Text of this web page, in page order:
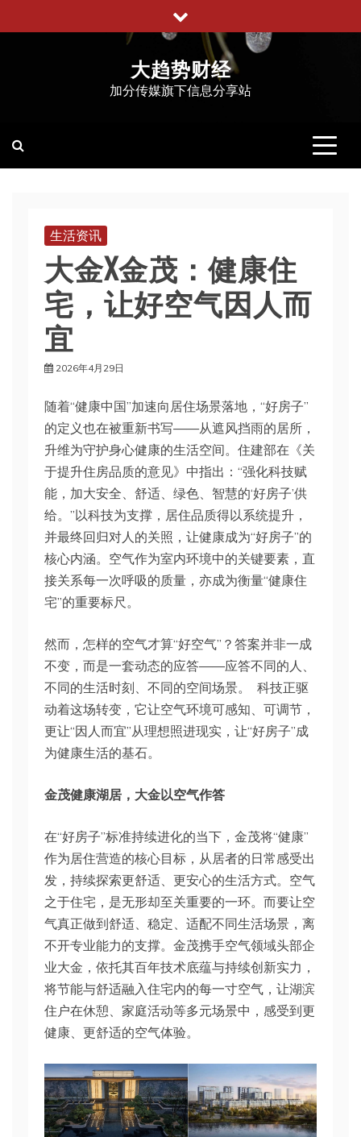
至
大趋势财经
加分传媒旗下信息分享站
生活资讯
大金X金茂：健康住
宅，让好空气因人而
宜
2026年4月29日
随着“健康中国”加速向居住场景落地，“好房子”
的定义也在被重新书写——从遮风挡雨的居所，
升维为守护身心健康的生活空间。住建部在《关
于提升住房品质的意见》中指出：“强化科技赋
能，加大安全、舒适、绿色、智慧的‘好房子’供
给。”以科技为支撑，居住品质得以系统提升，
并最终回归对人的关照，让健康成为“好房子”的
核心内涵。空气作为室内环境中的关键要素，直
接关系每一次呼吸的质量，亦成为衡量“健康住
宅”的重要标尺。
然而，怎样的空气才算“好空气”？答案并非一成
不变，而是一套动态的应答——应答不同的人、
不同的生活时刻、不同的空间场景。 科技正驱
动着这场转变，它让空气环境可感知、可调节，
更让“因人而宜”从理想照进现实，让“好房子”成
为健康生活的基石。
金茂健康湖居，大金以空气作答
在“好房子”标准持续进化的当下，金茂将“健康”
作为居住营造的核心目标，从居者的日常感受出
发，持续探索更舒适、更安心的生活方式。空气
之于住宅，是无形却至关重要的一环。而要让空
气真正做到舒适、稳定、适配不同生活场景，离
不开专业能力的支撑。金茂携手空气领域头部企
业大金，依托其百年技术底蕴与持续创新实力，
将节能与舒适融入住宅内的每一寸空气，让湖滨
住户在休憩、家庭活动等多元场景中，感受到更
健康、更舒适的空气体验。